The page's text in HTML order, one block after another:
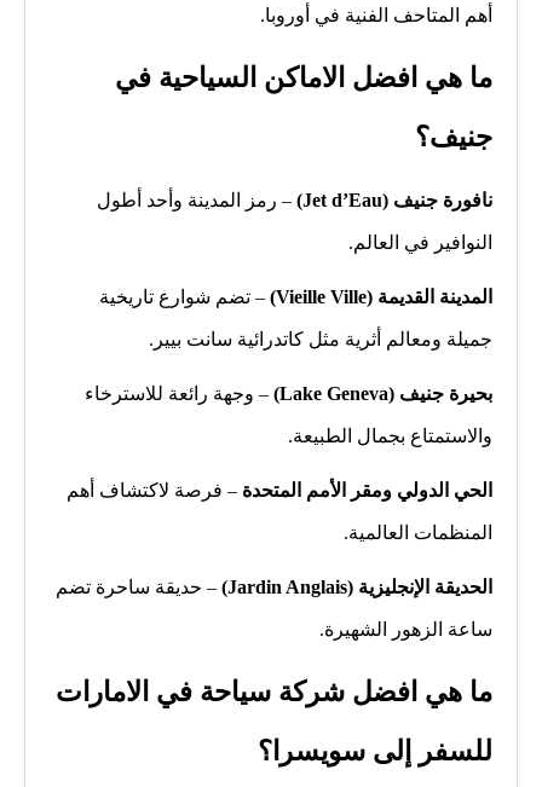
أهم المتاحف الفنية في أوروبا.
ما هي افضل الاماكن السياحية في
جنيف؟
نافورة جنيف (Jet d’Eau) – رمز المدينة وأحد أطول
النوافير في العالم.
المدينة القديمة (Vieille Ville) – تضم شوارع تاريخية
جميلة ومعالم أثرية مثل كاتدرائية سانت بيير.
بحيرة جنيف (Lake Geneva) – وجهة رائعة للاسترخاء
والاستمتاع بجمال الطبيعة.
الحي الدولي ومقر الأمم المتحدة – فرصة لاكتشاف أهم
المنظمات العالمية.
الحديقة الإنجليزية (Jardin Anglais) – حديقة ساحرة تضم
ساعة الزهور الشهيرة.
ما هي افضل شركة سياحة في الامارات
للسفر إلى سويسرا؟